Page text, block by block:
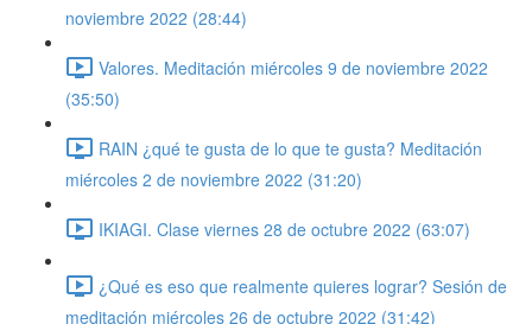
noviembre 2022 (28:44)
Valores. Meditación miércoles 9 de noviembre 2022
(35:50)
RAIN ¿qué te gusta de lo que te gusta? Meditación
miércoles 2 de noviembre 2022 (31:20)
IKIAGI. Clase viernes 28 de octubre 2022 (63:07)
¿Qué es eso que realmente quieres lograr? Sesión de
meditación miércoles 26 de octubre 2022 (31:42)